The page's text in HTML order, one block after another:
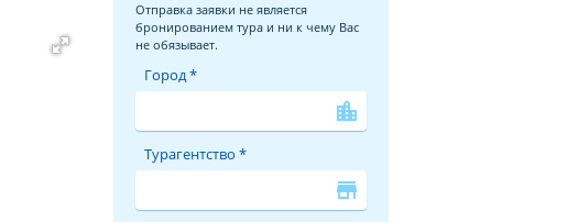
Отправка заявки не является
бронированием тура и ни к чему Вас
не обязывает.
Город *
location_city
Турагентство *
store